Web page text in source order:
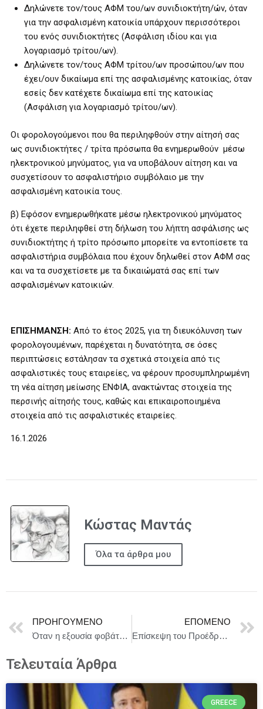
Δηλώνετε τον/τους ΑΦΜ του/ων συνιδιοκτήτη/ών, όταν
για την ασφαλισμένη κατοικία υπάρχουν περισσότεροι
του ενός συνιδιοκτήτες (Ασφάλιση ιδίου και για
λογαριασμό τρίτου/ων).
Δηλώνετε τον/τους ΑΦΜ τρίτου/ων προσώπου/ων που
έχει/ουν δικαίωμα επί της ασφαλισμένης κατοικίας, όταν
εσείς δεν κατέχετε δικαίωμα επί της κατοικίας
(Ασφάλιση για λογαριασμό τρίτου/ων).
Οι φορολογούμενοι που θα περιληφθούν στην αίτησή σας
ως συνιδιοκτήτες / τρίτα πρόσωπα θα ενημερωθούν μέσω
ηλεκτρονικού μηνύματος, για να υποβάλουν αίτηση και να
συσχετίσουν το ασφαλιστήριο συμβόλαιο με την
ασφαλισμένη κατοικία τους.
β) Εφόσον ενημερωθήκατε μέσω ηλεκτρονικού μηνύματος
ότι έχετε περιληφθεί στη δήλωση του λήπτη ασφάλισης ως
συνιδιοκτήτης ή τρίτο πρόσωπο μπορείτε να εντοπίσετε τα
ασφαλιστήρια συμβόλαια που έχουν δηλωθεί στον ΑΦΜ σας
και να τα συσχετίσετε με τα δικαιώματά σας επί των
ασφαλισμένων κατοικιών.
ΕΠΙΣΗΜΑΝΣΗ: Από το έτος 2025, για τη διευκόλυνση των
φορολογουμένων, παρέχεται η δυνατότητα, σε όσες
περιπτώσεις εστάλησαν τα σχετικά στοιχεία από τις
ασφαλιστικές τους εταιρείες, να φέρουν προσυμπληρωμένη
τη νέα αίτηση μείωσης ΕΝΦΙΑ, ανακτώντας στοιχεία της
περσινής αίτησής τους, καθώς και επικαιροποιημένα
στοιχεία από τις ασφαλιστικές εταιρείες.
16.1.2026
Κώστας Μαντάς
Όλα τα άρθρα μου
ΠΡΟΗΓΟΎΜΕΝΟ
Όταν η εξουσία φοβάται τη σκέψη – Ο Πλάτωνας, το Πανεπιστήμιο και ο Νέος Διοικητικός Αυταρχισμός
ΕΠΌΜΕΝΟ
Επίσκεψη του Προέδρου της Βουλής των Ελλήνων κ. Ν. Κακλαμάνης στο Γηροκομείο Αθηνών
Τελευταία Άρθρα
GREECE